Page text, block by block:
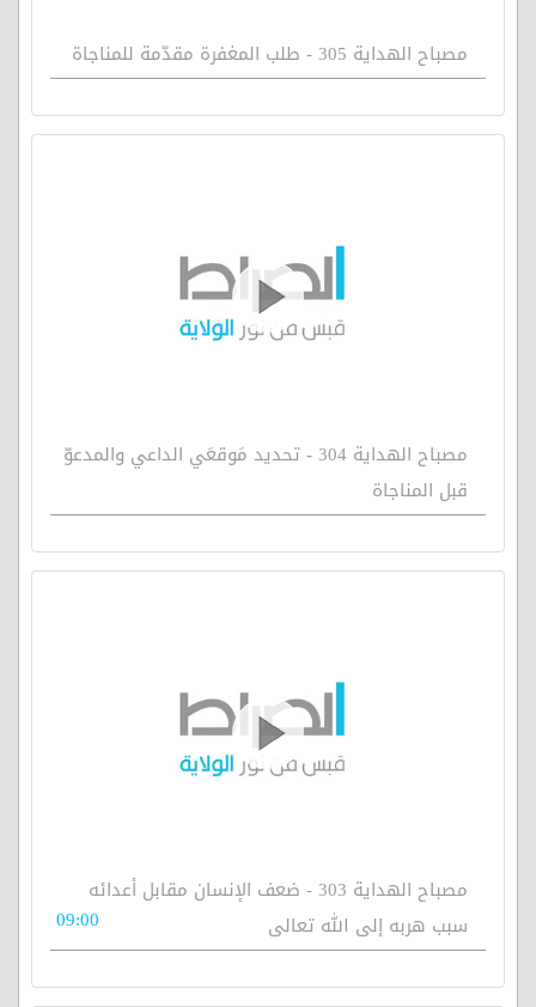
مصباح الهداية 305 - طلب المغفرة مقدّمة للمناجاة
مصباح الهداية 304 - تحديد مَوقعَي الداعي والمدعوّ
قبل المناجاة
مصباح الهداية 303 - ضعف الإنسان مقابل أعدائه
سبب هربه إلى الله تعالى
09:00